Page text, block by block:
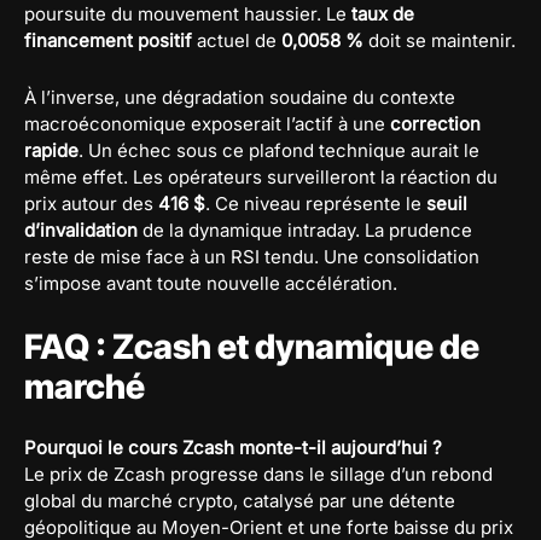
poursuite du mouvement haussier. Le taux de
financement positif actuel de 0,0058 % doit se maintenir.
À l’inverse, une dégradation soudaine du contexte
macroéconomique exposerait l’actif à une correction
rapide. Un échec sous ce plafond technique aurait le
même effet. Les opérateurs surveilleront la réaction du
prix autour des 416 $. Ce niveau représente le seuil
d’invalidation de la dynamique intraday. La prudence
reste de mise face à un RSI tendu. Une consolidation
s’impose avant toute nouvelle accélération.
FAQ : Zcash et dynamique de
marché
Pourquoi le cours Zcash monte-t-il aujourd’hui ?
Le prix de Zcash progresse dans le sillage d’un rebond
global du marché crypto, catalysé par une détente
géopolitique au Moyen-Orient et une forte baisse du prix